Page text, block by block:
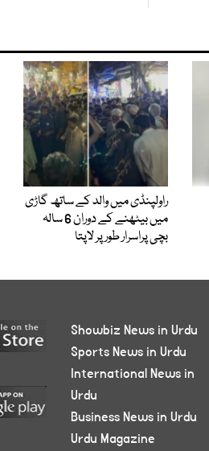
راولپنڈی میں والد کے ساتھ گاڑی
میں بیٹھنے کے دوران 6 سالہ
بچی پراسرار طور پر لاپتا
Showbiz News in Urdu
Sports News in Urdu
International News in
Urdu
Business News in Urdu
Urdu Magazine